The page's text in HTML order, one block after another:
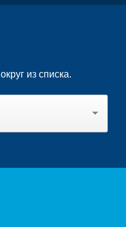
из списка.